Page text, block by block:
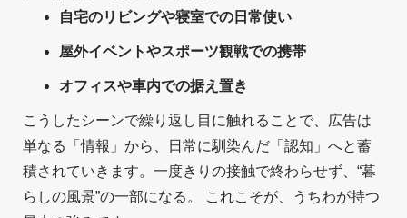
自宅のリビングや寝室での日常使い
屋外イベントやスポーツ観戦での携帯
オフィスや車内での据え置き
こうしたシーンで繰り返し目に触れることで、広告は
単なる「情報」から、日常に馴染んだ「認知」へと蓄
積されていきます。一度きりの接触で終わらせず、“暮
らしの風景”の一部になる。 これこそが、うちわが持つ